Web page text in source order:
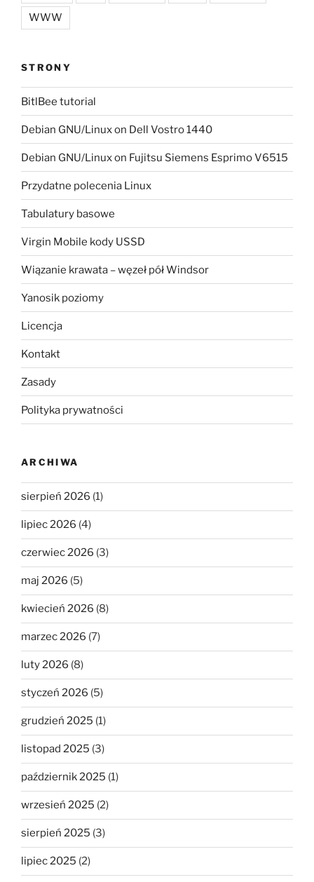
WWW
STRONY
BitlBee tutorial
Debian GNU/Linux on Dell Vostro 1440
Debian GNU/Linux on Fujitsu Siemens Esprimo V6515
Przydatne polecenia Linux
Tabulatury basowe
Virgin Mobile kody USSD
Wiązanie krawata – węzeł pół Windsor
Yanosik poziomy
Licencja
Kontakt
Zasady
Polityka prywatności
ARCHIWA
sierpień 2026 (1)
lipiec 2026 (4)
czerwiec 2026 (3)
maj 2026 (5)
kwiecień 2026 (8)
marzec 2026 (7)
luty 2026 (8)
styczeń 2026 (5)
grudzień 2025 (1)
listopad 2025 (3)
październik 2025 (1)
wrzesień 2025 (2)
sierpień 2025 (3)
lipiec 2025 (2)